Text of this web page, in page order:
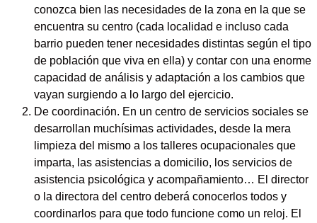
conozca bien las necesidades de la zona en la que se
encuentra su centro (cada localidad e incluso cada
barrio pueden tener necesidades distintas según el tipo
de población que viva en ella) y contar con una enorme
capacidad de análisis y adaptación a los cambios que
vayan surgiendo a lo largo del ejercicio.
De coordinación. En un centro de servicios sociales se
desarrollan muchísimas actividades, desde la mera
limpieza del mismo a los talleres ocupacionales que
imparta, las asistencias a domicilio, los servicios de
asistencia psicológica y acompañamiento… El director
o la directora del centro deberá conocerlos todos y
coordinarlos para que todo funcione como un reloj. El